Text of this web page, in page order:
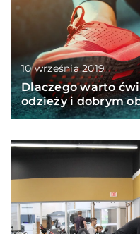
10 września 2019
Dlaczego warto
odzieży i dobrym